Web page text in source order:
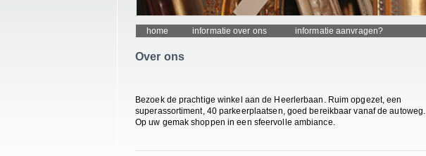
home informatie over ons informatie aanvragen?
Over ons
Bezoek de prachtige winkel aan de Heerlerbaan. Ruim opgezet, een
superassortiment, 40 parkeerplaatsen, goed bereikbaar vanaf de autoweg.
Op uw gemak shoppen in een sfeervolle ambiance.